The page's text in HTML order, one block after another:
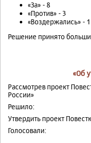
«За» - 8
«Против» - 3
«Воздержались» - 1
Решение принято
«Об
Рассмотрев проект
России»
Решило:
Утвердить проект
Голосовали: